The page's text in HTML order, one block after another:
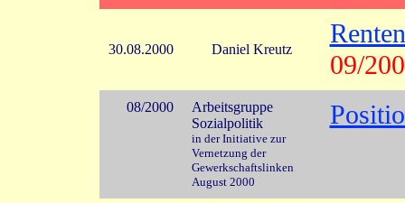
30.08.2000 Daniel Kreutz
09/
08/2000
Arbeitsgruppe
Sozialpolitik
in der Initiative zur
Vernetzung der
Gewerkschaftslinken
August 2000